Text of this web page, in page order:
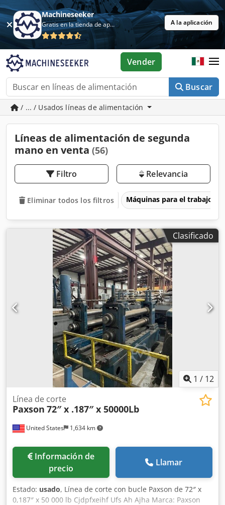
Machineseeker
Gratis en la tienda de aplicaciones A la aplicación
Buscar
Vender
/ ... / Usados líneas de alimentación
Líneas de alimentación de segunda
mano en venta (56)
Filtro Relevancia
Eliminar todos los filtros Máquinas para el trabajo
Clasificado
1 / 12
United States 1,634 km
Línea de corte
Paxson 72″ x .187″ x 50000Lb
Información de
precio
Llamar
Estado: usado, Línea de corte con bucle Paxson de 72″ x
0,187″ x 50 000 lb Cjdpfxeihf Ufs Ah Ajha Marca: Paxson